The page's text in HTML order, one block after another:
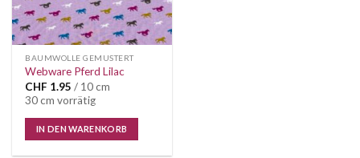
BAUMWOLLE GEMUSTERT
Webware Pferd Lilac
CHF 1.95 / 10 cm
30 cm vorrätig
IN DEN WARENKORB